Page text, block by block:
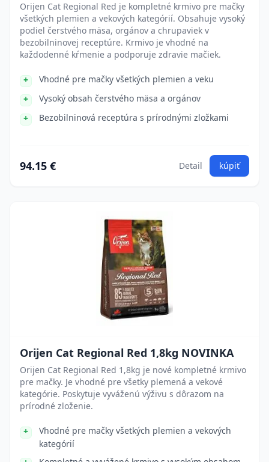
Orijen Cat Regional Red je kompletné krmivo pre mačky
všetkých plemien a vekových kategórií. Obsahuje vysoký
podiel čerstvého mäsa, orgánov a chrupaviek v
bezobilninovej receptúre. Krmivo je vhodné na
každodenné kŕmenie a podporuje zdravie mačiek.
Vhodné pre mačky všetkých plemien a veku
Vysoký obsah čerstvého mäsa a orgánov
Bezobilninová receptúra s prírodnými zložkami
94.15 € Detail kúpiť
Orijen Cat Regional Red 1,8kg NOVINKA
Orijen Cat Regional Red 1,8kg je nové kompletné krmivo
pre mačky. Je vhodné pre všetky plemená a vekové
kategórie. Poskytuje vyváženú výživu s dôrazom na
prírodné zloženie.
Vhodné pre mačky všetkých plemien a vekových
kategórií